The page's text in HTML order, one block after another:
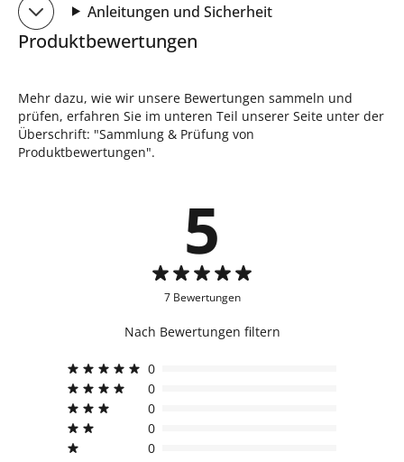
Anleitungen und Sicherheit
Produktbewertungen
Mehr dazu, wie wir unsere Bewertungen sammeln und
prüfen, erfahren Sie im unteren Teil unserer Seite unter der
Überschrift: "Sammlung & Prüfung von
Produktbewertungen".
5
7 Bewertungen
Nach Bewertungen filtern
0
0
0
0
0